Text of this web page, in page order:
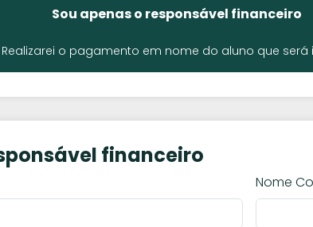
Sou apenas o responsável financeiro
Realizarei o pagamento em nome do aluno que será
financeiro
Nome